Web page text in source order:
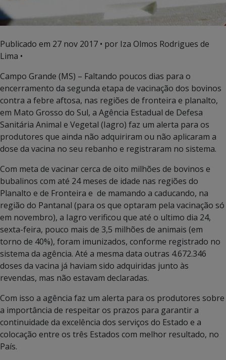
Publicado em 27 nov 2017 • por Iza Olmos Rodrigues de
Lima •
Campo Grande (MS) – Faltando poucos dias para o
encerramento da segunda etapa de vacinação dos bovinos
contra a febre aftosa, nas regiões de fronteira e planalto,
em Mato Grosso do Sul, a Agência Estadual de Defesa
Sanitária Animal e Vegetal (Iagro) faz um alerta para os
produtores que ainda não adquiriram ou não aplicaram a
dose da vacina no seu rebanho e registraram no sistema.
Com meta de vacinar cerca de oito milhões de bovinos e
bubalinos com até 24 meses de idade nas regiões do
Planalto e de Fronteira e de mamando a caducando, na
região do Pantanal (para os que optaram pela vacinação só
em novembro), a Iagro verificou que até o ultimo dia 24,
sexta-feira, pouco mais de 3,5 milhões de animais (em
torno de 40%), foram imunizados, conforme registrado no
sistema da agência. Até a mesma data outras 4.672.346
doses da vacina já haviam sido adquiridas junto às
revendas, mas não estavam declaradas.
Com isso a agência faz um alerta para os produtores sobre
a importância de respeitar os prazos para garantir a
continuidade da excelência dos serviços do Estado e a
colocação entre os três Estados com melhor resultado, no
País.